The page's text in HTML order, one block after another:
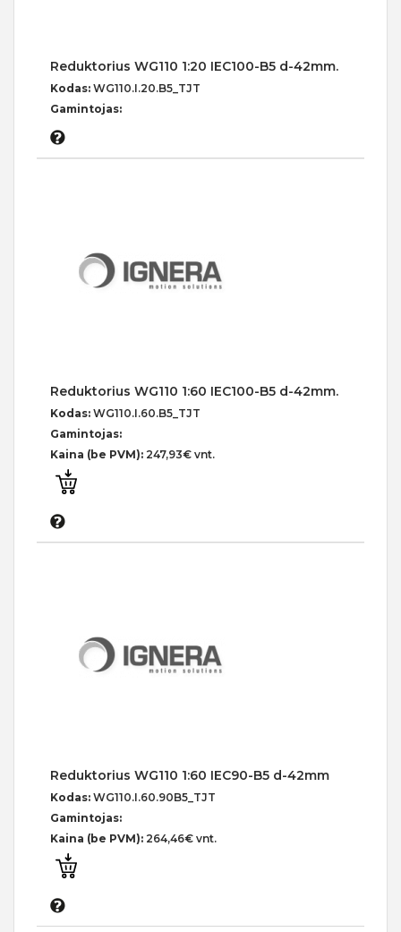
Reduktorius WG110 1:20 IEC100-B5 d-42mm.
Kodas: WG110.I.20.B5_TJT
Gamintojas:
Reduktorius WG110 1:60 IEC100-B5 d-42mm.
Kodas: WG110.I.60.B5_TJT
Gamintojas:
Kaina (be PVM): 247,93€ vnt.
Reduktorius WG110 1:60 IEC90-B5 d-42mm
Kodas: WG110.I.60.90B5_TJT
Gamintojas:
Kaina (be PVM): 264,46€ vnt.